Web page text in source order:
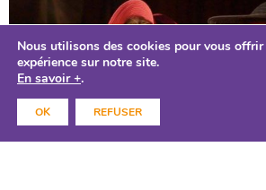
Nous utilisons des cookies pour vous
expérience sur notre site.
En savoir +.
OK REFUSER